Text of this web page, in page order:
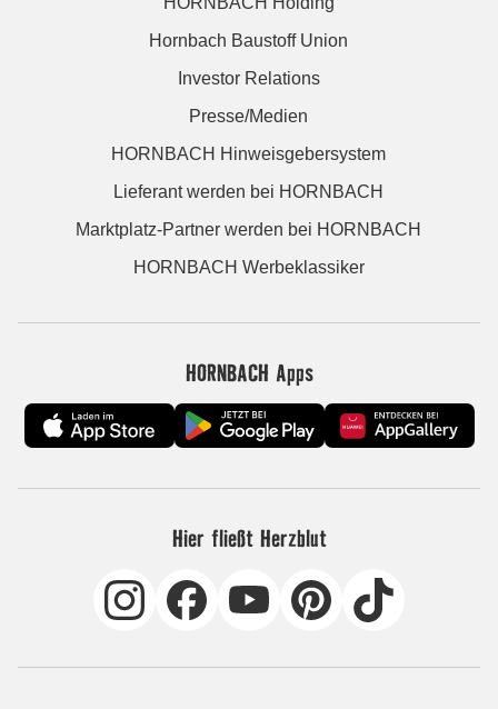
Hornbach Baustoff Union
Investor Relations
Presse/Medien
HORNBACH Hinweisgebersystem
Lieferant werden bei HORNBACH
Marktplatz-Partner werden bei HORNBACH
HORNBACH Werbeklassiker
HORNBACH Apps
Hier fließt Herzblut